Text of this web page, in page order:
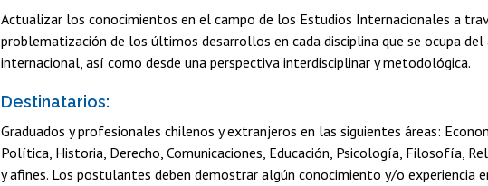
Actualizar los conocimientos en el campo de los Estudios Internacionales a
problematización de los últimos desarrollos en cada disciplina que se ocupa
internacional, así como desde una perspectiva interdisciplinar y metodológica.
Destinatarios:
Graduados y profesionales chilenos y extranjeros en las siguientes áreas:
Política, Historia, Derecho, Comunicaciones, Educación, Psicología, Filosofía,
y afines. Los postulantes deben demostrar algún conocimiento y/o experiencia